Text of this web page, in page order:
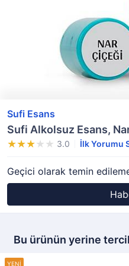
Sufi Esans
Sufi Alkolsuz Esans,
3.0 İlk Yorumu
Geçici olarak temin
Bu ürünün yerine